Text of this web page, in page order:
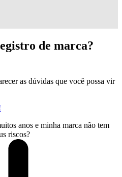
de marca?
as dúvidas que você possa vir
anos e minha marca não tem
riscos?